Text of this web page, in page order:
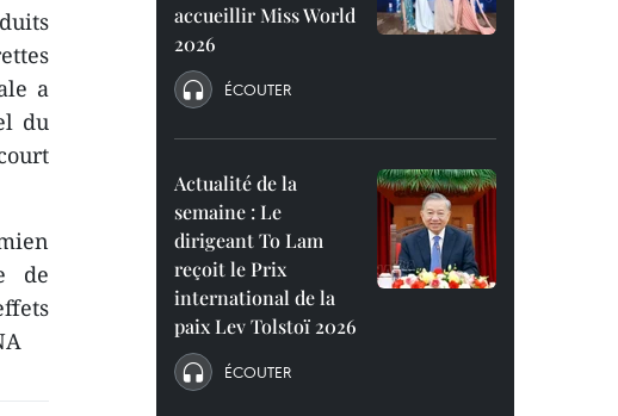
a
du
de
accueillir Miss World
2026
ÉCOUTER
Actualité de la
semaine : Le
dirigeant To Lam
reçoit le Prix
international de la
paix Lev Tolstoï 2026
ÉCOUTER